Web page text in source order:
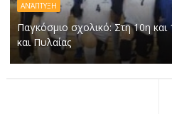
ΑΝΆΠΤΥΞΗ
Παγκόσμιο σχολικό: Στη 10η
και Πυλαίας